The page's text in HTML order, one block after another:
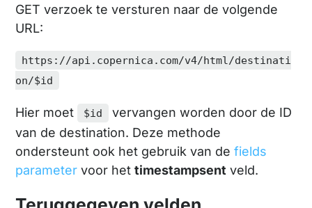
GET verzoek te versturen naar de volgende
URL:
https://api.copernica.com/v4/html/destinati
on/$id
Hier moet $id
vervangen worden door de ID
van de destination. Deze methode
ondersteunt ook het gebruik van defields
parameter voor hettimestampsent veld.